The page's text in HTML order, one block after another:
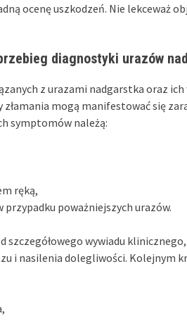
ocenę uszkodzeń. Nie lekceważ
diagnostyki urazów
z urazami nadgarstka oraz ich
mogą manifestować się
symptomów należą:
ręką,
poważniejszych urazów.
szczegółowego wywiadu
i nasilenia dolegliwości. Kolejnym